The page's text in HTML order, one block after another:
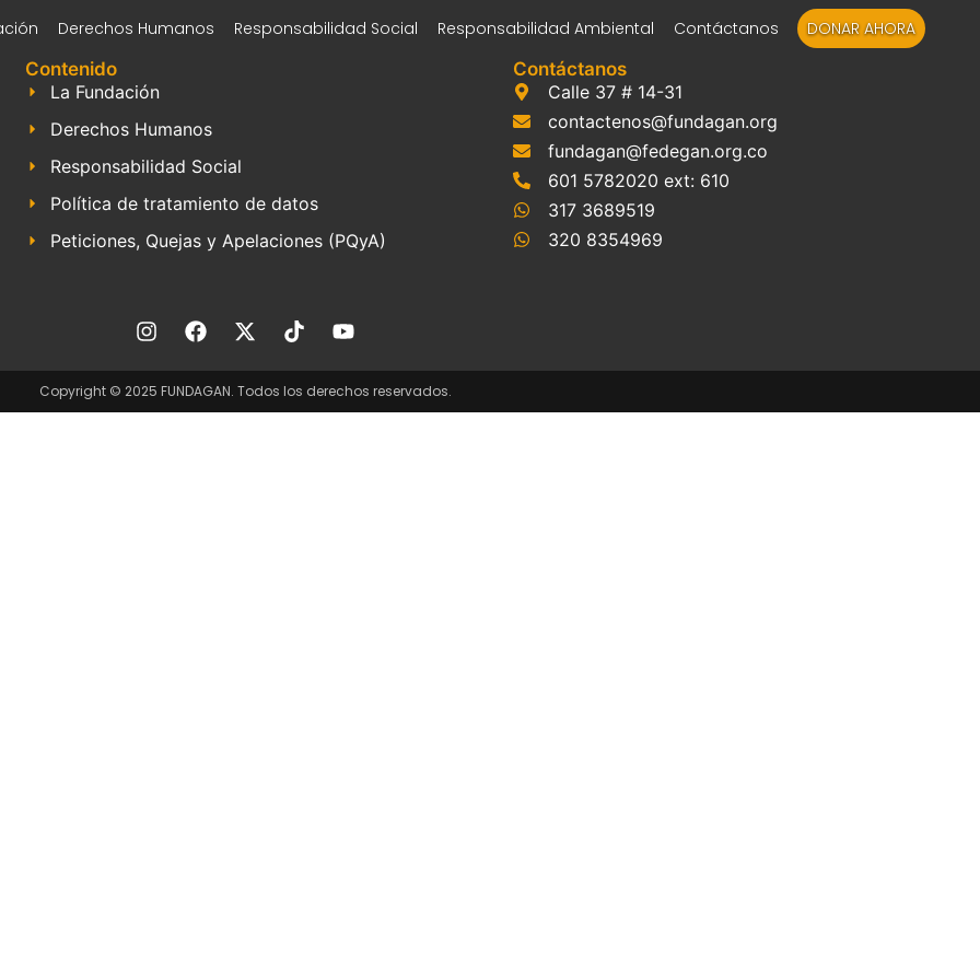
Derechos Humanos Responsabilidad Social Responsabilidad Ambiental Contáctanos DONAR AHORA
Contenido
La Fundación
Derechos Humanos
Responsabilidad Social
Política de tratamiento de datos
Peticiones, Quejas y Apelaciones (PQyA)
Contáctanos
Calle 37 # 14-31
contactenos@fundagan.org
fundagan@fedegan.org.co
601 5782020 ext: 610
317 3689519
320 8354969
Copyright © 2025 FUNDAGAN. Todos los derechos reservados.